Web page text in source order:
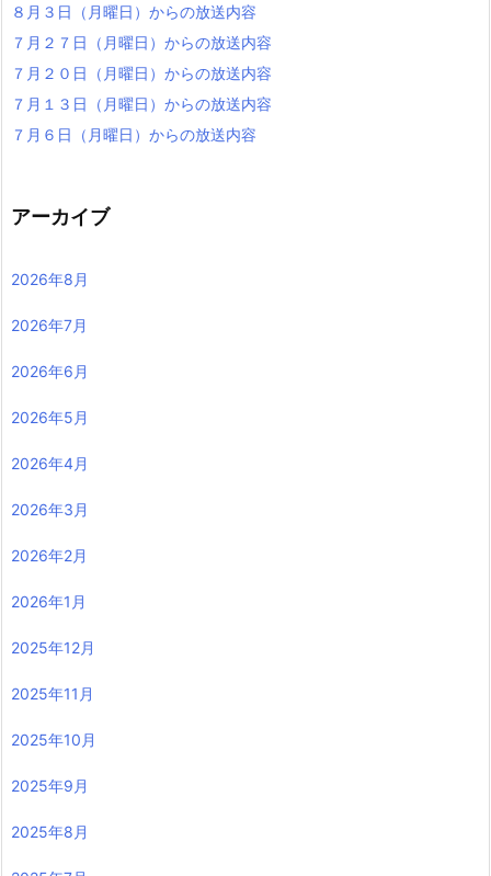
８月３日（月曜日）からの放送内容
７月２７日（月曜日）からの放送内容
７月２０日（月曜日）からの放送内容
７月１３日（月曜日）からの放送内容
７月６日（月曜日）からの放送内容
アーカイブ
2026年8月
2026年7月
2026年6月
2026年5月
2026年4月
2026年3月
2026年2月
2026年1月
2025年12月
2025年11月
2025年10月
2025年9月
2025年8月